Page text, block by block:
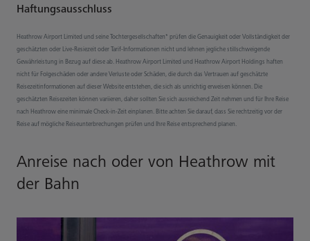
Haftungsausschluss
Heathrow Airport Limited und seine Tochtergesellschaften* prüfen die Genauigkeit oder Vollständigkeit der
geschätzten oder Live-Resiezeit oder Tarif-Informationen nicht und lehnen jegliche stillschweigende
Gewährleistung in Bezug auf diese ab. Heathrow Airport Limited und Heathrow Airport Holdings haften
nicht für Folgeschäden oder andere Verluste oder Schäden, die durch das Vertrauen auf geschätzte
Reisezeitinformationen auf dieser Website entstehen, die sich als unrichtig erweisen können. Die
geschätzten Reisezeiten können variieren, daher sollten Sie sich ausreichend Zeit nehmen und für Ihre Reise
nach Heathrow eine minimale Check-in-Zeit einplanen. Bitte achten Sie darauf, dass Sie rechtzeitig vor der
Reise auf mögliche Reiseunterbrechungen prüfen und Ihre Reise entsprechend planen.
Anreise nach oder von Heathrow mit
der Bahn